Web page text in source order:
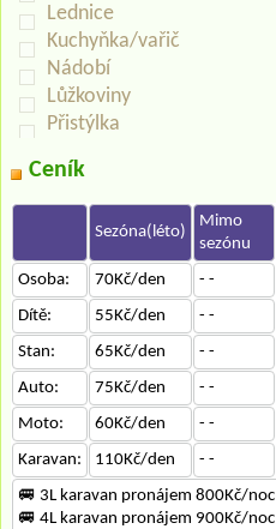
Lednice
Kuchyňka/vařič
Nádobí
Lůžkoviny
Přistýlka
Ceník
Sezóna(léto)
Mimo
sezónu
Osoba:
70Kč/den - -
Dítě:
55Kč/den - -
Stan:
65Kč/den - -
Auto:
75Kč/den - -
Moto:
60Kč/den - -
Karavan:
110Kč/den - -
🚐 3L karavan pronájem 800Kč/noc
🚐 4L karavan pronájem 900Kč/noc